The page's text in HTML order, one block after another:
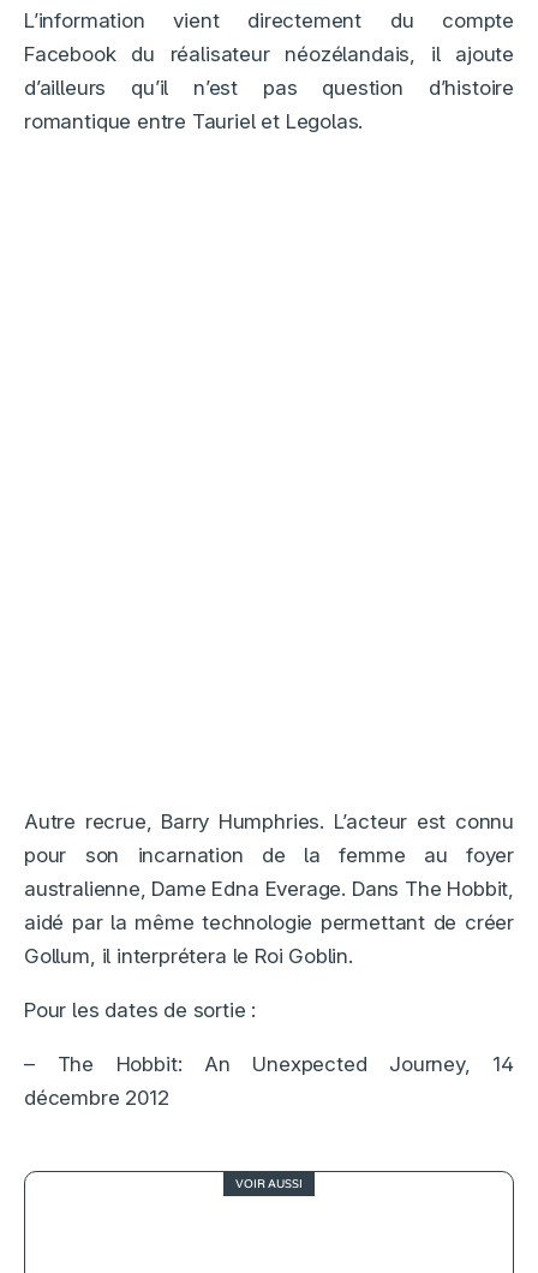
L’information vient directement du compte
Facebook du réalisateur néozélandais, il ajoute
d’ailleurs qu’il n’est pas question d’histoire
romantique entre Tauriel et Legolas.
Autre recrue, Barry Humphries. L’acteur est connu
pour son incarnation de la femme au foyer
australienne, Dame Edna Everage. Dans The Hobbit,
aidé par la même technologie permettant de créer
Gollum, il interprétera le Roi Goblin.
Pour les dates de sortie :
– The Hobbit: An Unexpected Journey, 14
décembre 2012
VOIR AUSSI